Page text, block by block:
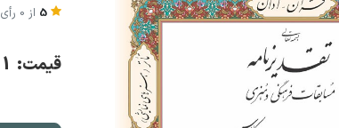
5 از 0 رأی
قیمت: 1 تومان